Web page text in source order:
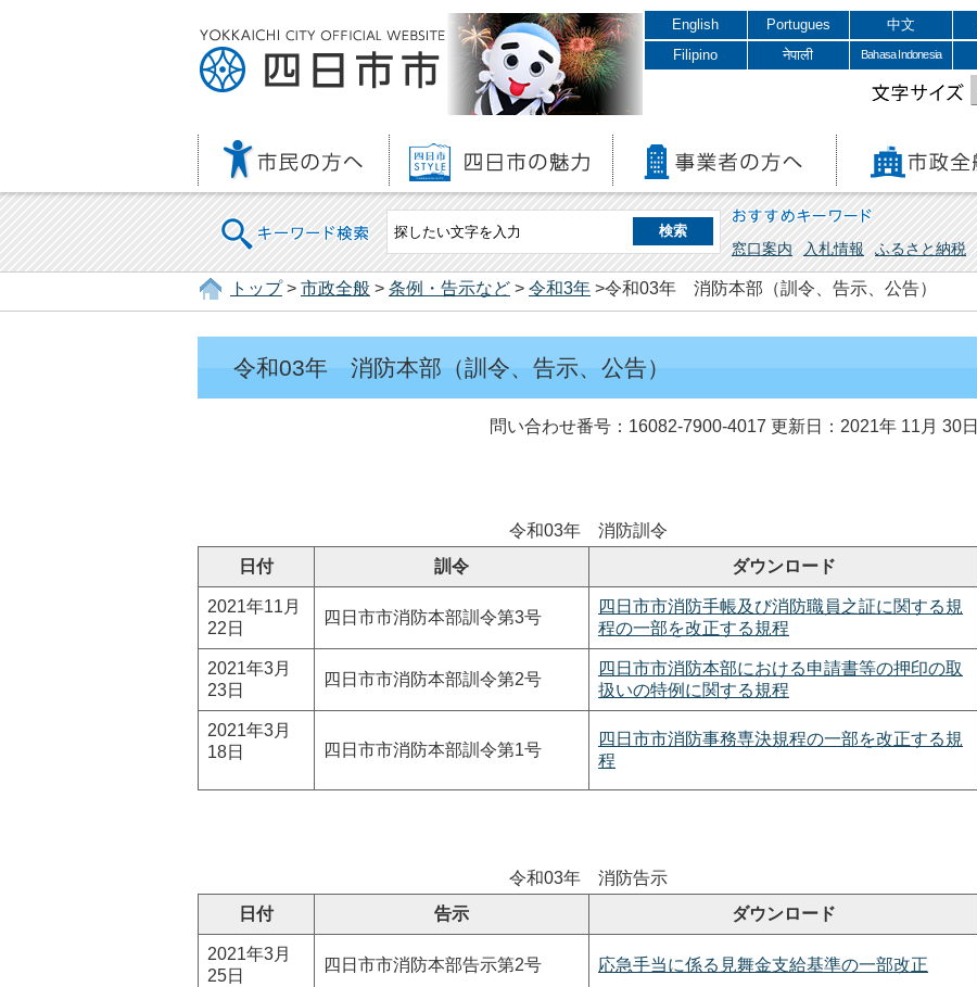
English Portugues 中文
Filipino
नेपाली Bahasa Indonesia
文字サイズ
キーワード検索 おすすめキーワード
窓口案内 入札情報 ふるさと納税
トップ> 市政全般 > 条例・告示など > 令和3年 >令和03年 消防本部（訓令、告示、公告）
令和03年 消防本部（訓令、告示、公告）
問い合わせ番号：16082-7900-4017 更新日：2021年 11月 30日
令和03年 消防訓令
日付
訓令 ダウンロード
2021年11月
22日
四日市市消防本部訓令第3号
四日市市消防手帳及び消防職員之証に関する規
程の一部を改正する規程
2021年3月
23日
四日市市消防本部訓令第2号
四日市市消防本部における申請書等の押印の取
扱いの特例に関する規程
2021年3月
18日
四日市市消防本部訓令第1号
四日市市消防事務専決規程の一部を改正する規
程
令和03年 消防告示
日付
告示 ダウンロード
2021年3月
25日
四日市市消防本部告示第2号 応急手当に係る見舞金支給基準の一部改正